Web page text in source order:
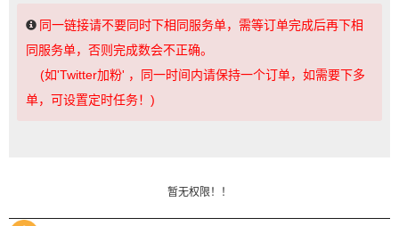
同一链接请不要同时下相同服务单，需等订单完成后再下相
同服务单，否则完成数会不正确。
(如'Twitter加粉' ，同一时间内请保持一个订单，如需要下多
单，可设置定时任务！)
暂无权限！！